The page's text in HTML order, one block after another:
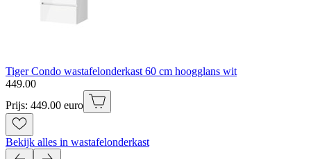
Tiger Condo wastafelonderkast 60 cm hoogglans wit
449.00
Prijs: 449.00 euro
Bekijk alles in wastafelonderkast